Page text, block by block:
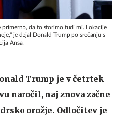
primerno, da to storimo tudi mi. Lokacije
je dejal Donald Trump po srečanju s
Ansa.
Trump je v četrtek
naročil, naj znova začne
orožje. Odločitev je